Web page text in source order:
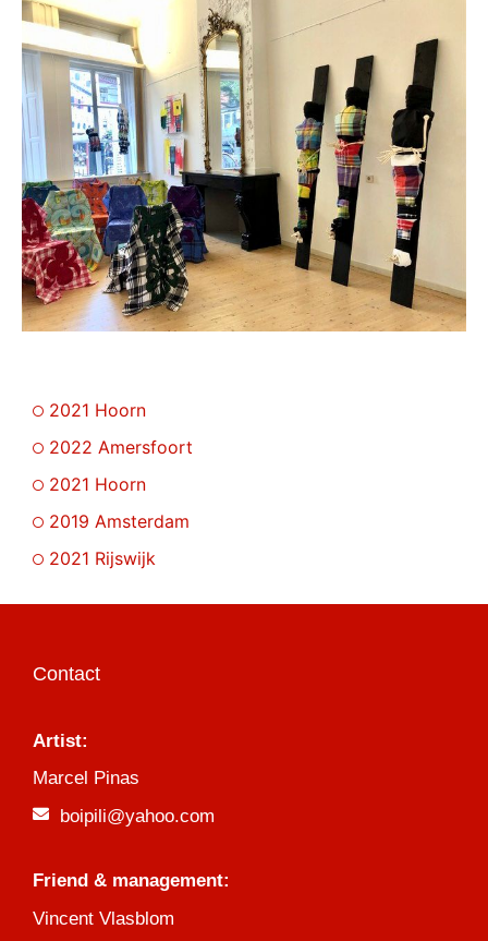
2021 Hoorn
2022 Amersfoort
2021 Hoorn
2019 Amsterdam
2021 Rijswijk
Contact
Artist:
Marcel Pinas
boipili@yahoo.com
Friend & management:
Vincent Vlasblom